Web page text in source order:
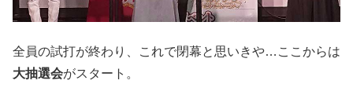
全員の試打が終わり、これで閉幕と思いきや…ここからは
大抽選会がスタート。